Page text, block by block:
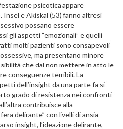
psicotica appare
e Akiskal (53) fanno altresì
possano essere
gli aspetti “emozionali” e quelli
molti pazienti sono consapevoli
ma presentano minore
che dal non mettere in atto le
conseguenze terribili. La
dell’insight da una parte fa si
grado di resistenza nei confronti
contribuisce alla
delirante” con livelli di ansia
insight, l’ideazione delirante,